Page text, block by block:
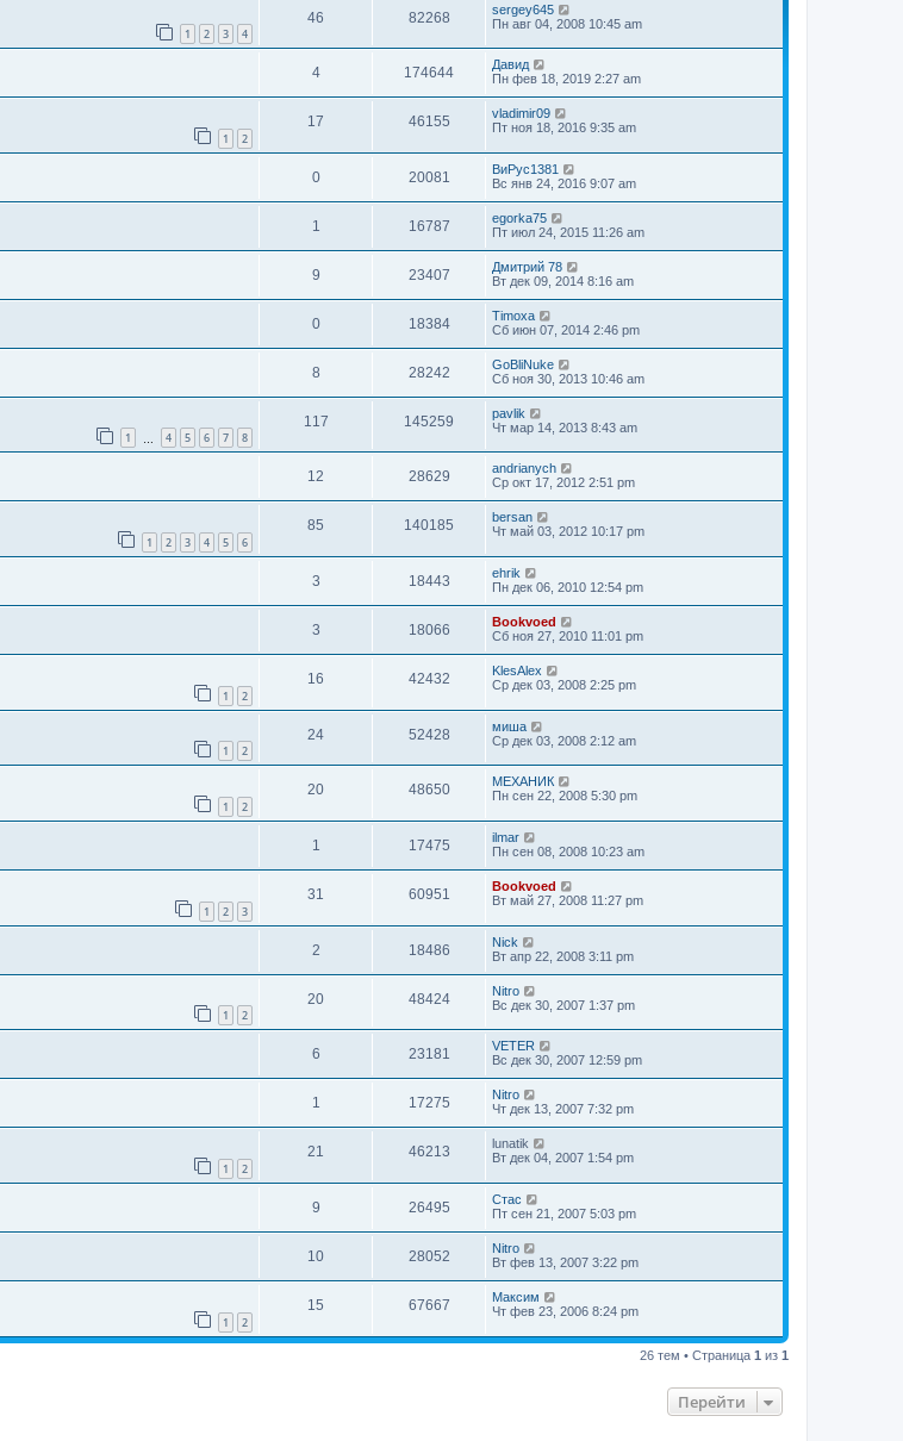
1 2 3 4
46 82268
sergey645
Пн авг 04, 2008 10:45 am
4 174644
Давид
Пн фев 18, 2019 2:27 am
1 2
17 46155
vladimir09
Пт ноя 18, 2016 9:35 am
0 20081
ВиРус1381
Вс янв 24, 2016 9:07 am
1 16787
egorka75
Пт июл 24, 2015 11:26 am
9 23407
Дмитрий 78
Вт дек 09, 2014 8:16 am
0 18384
Timoxa
Сб июн 07, 2014 2:46 pm
8 28242
GoBliNuke
Сб ноя 30, 2013 10:46 am
1 4 5 6 7 8
117 145259
pavlik
Чт мар 14, 2013 8:43 am
12 28629
andrianych
Ср окт 17, 2012 2:51 pm
1 2 3 4 5 6
85 140185
bersan
Чт май 03, 2012 10:17 pm
3 18443
ehrik
Пн дек 06, 2010 12:54 pm
3 18066
Bookvoed
Сб ноя 27, 2010 11:01 pm
1 2
16 42432
KlesAlex
Ср дек 03, 2008 2:25 pm
1 2
24 52428
миша
Ср дек 03, 2008 2:12 am
1 2
20 48650
МЕХАНИК
Пн сен 22, 2008 5:30 pm
1 17475
ilmar
Пн сен 08, 2008 10:23 am
1 2 3
31 60951
Bookvoed
Вт май 27, 2008 11:27 pm
2 18486
Nick
Вт апр 22, 2008 3:11 pm
1 2
20 48424
Nitro
Вс дек 30, 2007 1:37 pm
6 23181
VETER
Вс дек 30, 2007 12:59 pm
1 17275
Nitro
Чт дек 13, 2007 7:32 pm
1 2
21 46213
lunatik
Вт дек 04, 2007 1:54 pm
9 26495
Стас
Пт сен 21, 2007 5:03 pm
10 28052
Nitro
Вт фев 13, 2007 3:22 pm
1 2
15 67667
Максим
Чт фев 23, 2006 8:24 pm
26 тем • Страница 1 из 1
Перейти